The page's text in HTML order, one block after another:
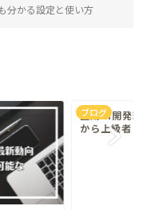
分かる設定と使い方
ブログ
生成AI開発環
から上級者ま